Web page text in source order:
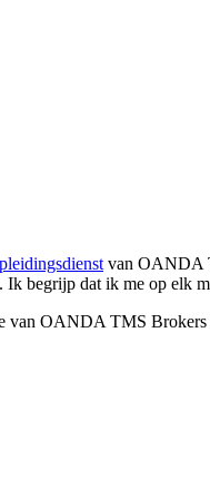
van OANDA
Ik begrijp dat ik me op elk
OANDA TMS